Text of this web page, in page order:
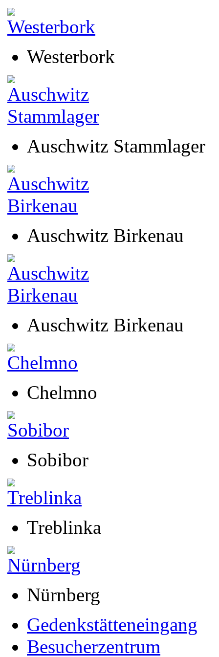
Westerbork
Auschwitz Stammlager
Auschwitz Birkenau
Auschwitz Birkenau
Chelmno
Sobibor
Treblinka
Nürnberg
Gedenkstätteneingang
Besucherzentrum